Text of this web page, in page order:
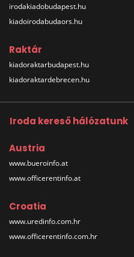
irodakiadobudapest.hu
kiadoirodabudaors.hu
Raktár
kiadoraktarbudapest.hu
kiadoraktardebrecen.hu
Iroda kereső hálózatunk
Austria
www.bueroinfo.at
www.officerentinfo.at
Croatia
www.uredinfo.com.hr
www.officerentinfo.com.hr